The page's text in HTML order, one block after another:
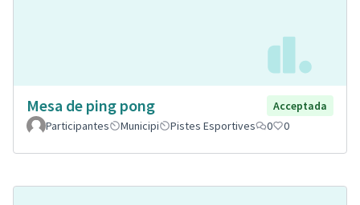
Mesa de ping pong
Acceptada
Participantes
Municipi Pistes Esportives 0 0